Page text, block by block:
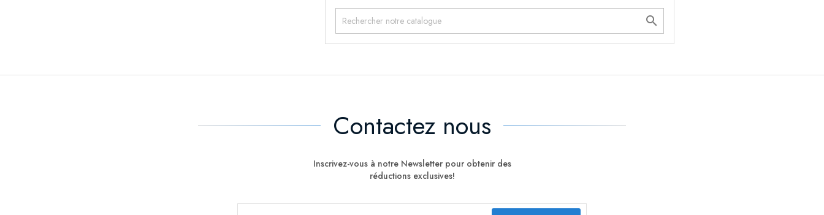

Contactez nous
Inscrivez-vous à notre Newsletter pour obtenir des
réductions exclusives!